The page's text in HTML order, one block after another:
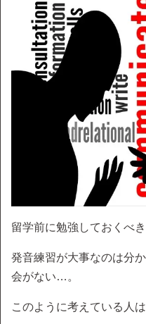
留学前に勉強しておくべ
発音練習が大事なのは分
会がない…。
このように考えている人